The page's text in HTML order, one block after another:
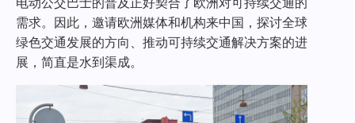
需求。因此，邀请欧洲媒体和机构来中国，探讨全球
绿色交通发展的方向、推动可持续交通解决方案的进
展，简直是水到渠成。